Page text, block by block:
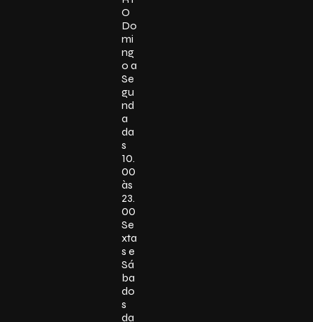
O
Do
mi
ng
o a
Se
gu
nd
a
da
s
10.
00
às
23.
00
Se
xta
s e
Sá
ba
do
s
da